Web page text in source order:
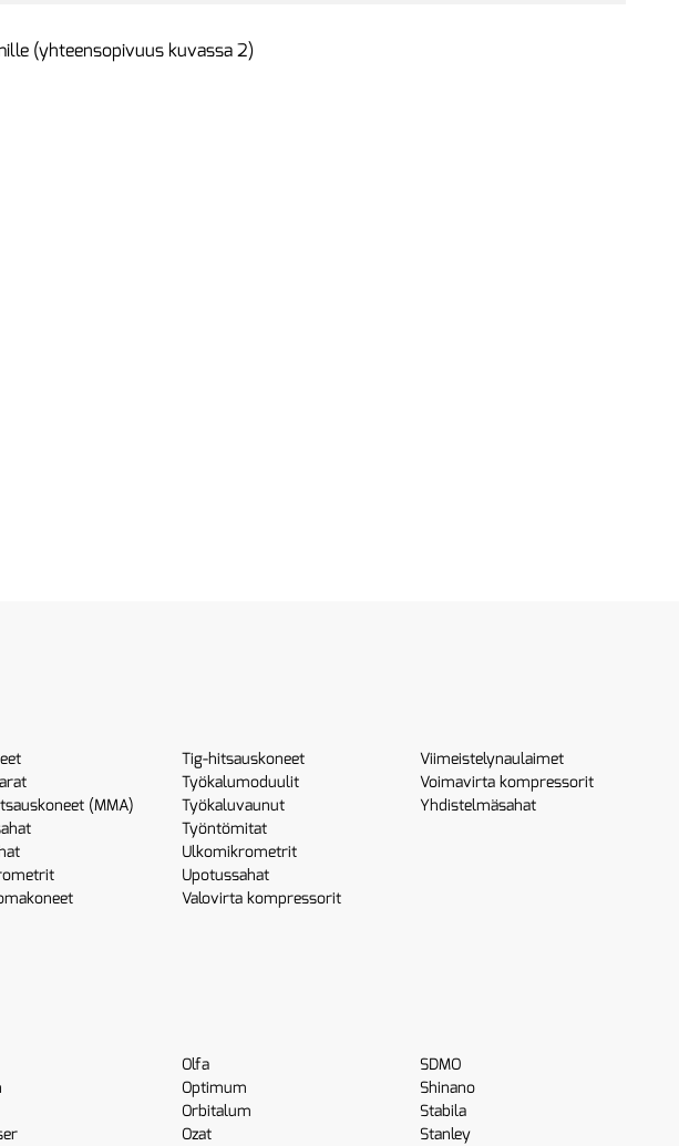
(yhteensopivuus kuvassa 2)
(MMA)
Tig-hitsauskoneet
Työkalumoduulit
Työkaluvaunut
Työntömitat
Ulkomikrometrit
Upotussahat
Valovirta kompressorit
Viimeistelynaulaimet
Voimavirta kompressorit
Yhdistelmäsahat
Olfa
Optimum
Orbitalum
Ozat
SDMO
Shinano
Stabila
Stanley